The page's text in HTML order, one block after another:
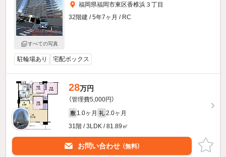
すべての写真
福岡県福岡市東区香椎浜３丁目
32階建 / 5年7ヶ月 / RC
駐輪場あり 宅配ボックス
28万円
（管理費5,000円）
敷 1.0ヶ月 礼 2.0ヶ月
31階 / 3LDK / 81.89㎡
お問い合わせ （無料）